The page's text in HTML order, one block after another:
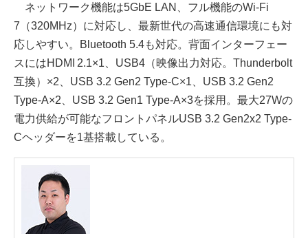
ネットワーク機能は5GbE LAN、フル機能のWi-Fi
7（320MHz）に対応し、最新世代の高速通信環境にも対
応しやすい。Bluetooth 5.4も対応。背面インターフェー
スにはHDMI 2.1×1、USB4（映像出力対応。Thunderbolt
互換）×2、USB 3.2 Gen2 Type-C×1、USB 3.2 Gen2
Type-A×2、USB 3.2 Gen1 Type-A×3を採用。最大27Wの
電力供給が可能なフロントパネルUSB 3.2 Gen2x2 Type-
Cヘッダーを1基搭載している。